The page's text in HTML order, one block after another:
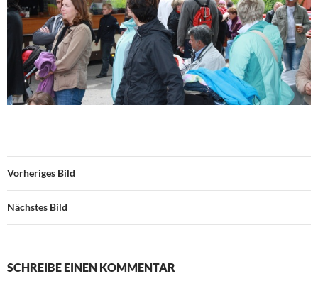
Vorheriges Bild
Nächstes Bild
SCHREIBE EINEN KOMMENTAR